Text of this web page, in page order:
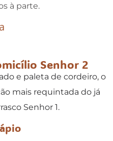
à parte.
Senhor 2
e paleta de cordeiro, o
mais requintada do já
Senhor 1.